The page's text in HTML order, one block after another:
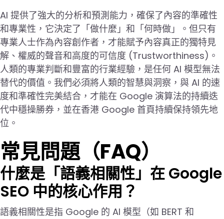
AI 提供了強大的分析和預測能力，確保了內容的準確性
和專業性，它決定了「做什麼」和「何時做」。但只有
專業人士作為內容創作者，才能賦予內容真正的獨特見
解、權威的聲音和高度的可信度 (Trustworthiness)。
人類的專業判斷和豐富的行業經驗，是任何 AI 模型無法
替代的價值。我們必須將人類的智慧與洞察，與 AI 的速
度和準確性完美結合，才能在 Google 演算法的持續迭
代中穩操勝券，並在香港 Google 首頁持續保持領先地
位。
常見問題（FAQ）
什麼是「語義相關性」在 Google
SEO 中的核心作用？
語義相關性是指 Google 的 AI 模型（如 BERT 和